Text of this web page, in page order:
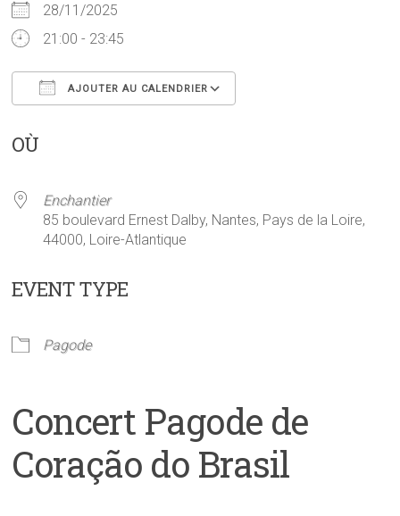
28/11/2025
21:00 - 23:45
AJOUTER AU CALENDRIER
OÙ
Enchantier
85 boulevard Ernest Dalby, Nantes, Pays de la Loire,
44000, Loire-Atlantique
EVENT TYPE
Pagode
Concert Pagode de
Coração do Brasil